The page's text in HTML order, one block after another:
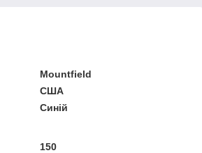
Mountfield
США
Синій
150